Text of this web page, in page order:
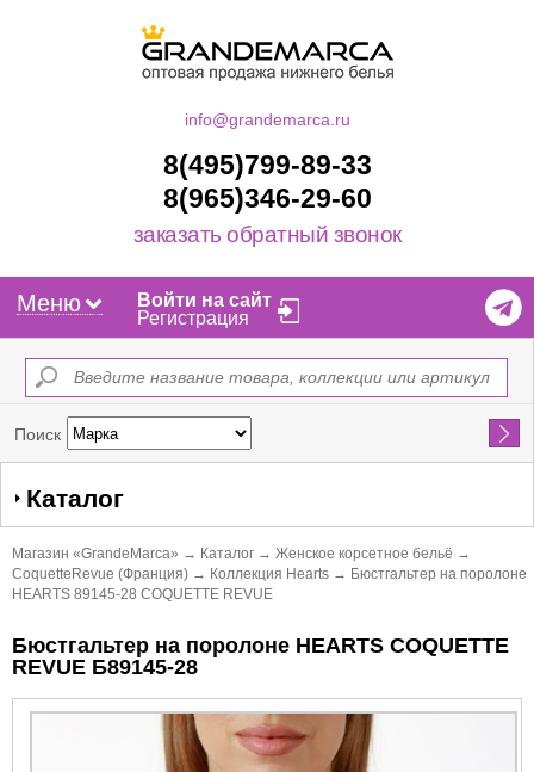
info@grandemarca.ru
8(495)799-89-33
8(965)346-29-60
заказать обратный звонок
Меню
Войти на сайт
Регистрация
Поиск Найти
Каталог
Магазин «GrandeMarca» → Каталог → Женское корсетное бельё →
CoquetteRevue (Франция) → Коллекция Hearts → Бюстгальтер на поролоне
HEARTS 89145-28 COQUETTE REVUE
Бюстгальтер на поролоне HEARTS COQUETTE
REVUE Б89145-28